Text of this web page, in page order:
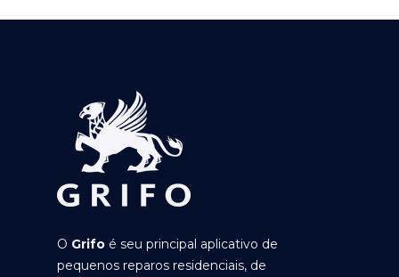
O Grifo é seu principal aplicativo de
pequenos reparos residenciais, de